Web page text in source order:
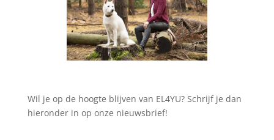
Wil je op de hoogte blijven van EL4YU? Schrijf je dan
hieronder in op onze nieuwsbrief!